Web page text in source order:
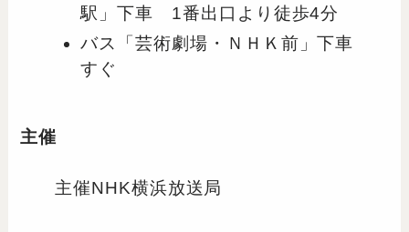
駅」下車 1番出口より徒歩4分
バス「芸術劇場・ＮＨＫ前」下車
すぐ
主催
主催NHK横浜放送局